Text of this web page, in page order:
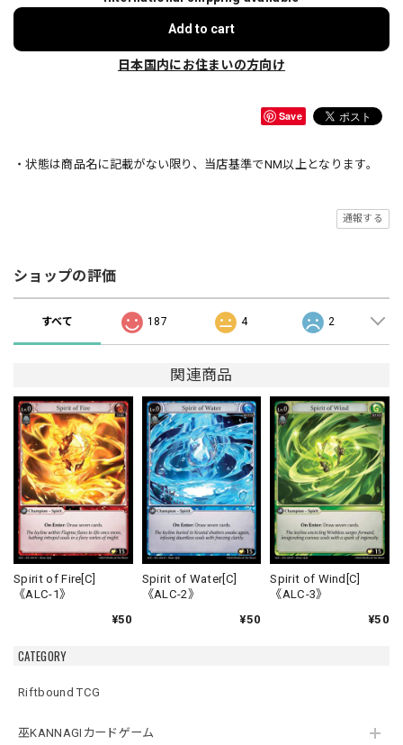
CATEGORY
Riftbound TCG
巫KANNAGIカードゲーム
Add to cart
日本国内にお住まいの方向け
Save
・状態は商品名に記載がない限り、当店基準でNM以上となります。
通報する
ショップの評価
すべて 187 4 2
関連商品
Spirit of Fire[C]
《ALC-1》
¥50
Spirit of Water[C]
《ALC-2》
¥50
Spirit of Wind[C]
《ALC-3》
¥50